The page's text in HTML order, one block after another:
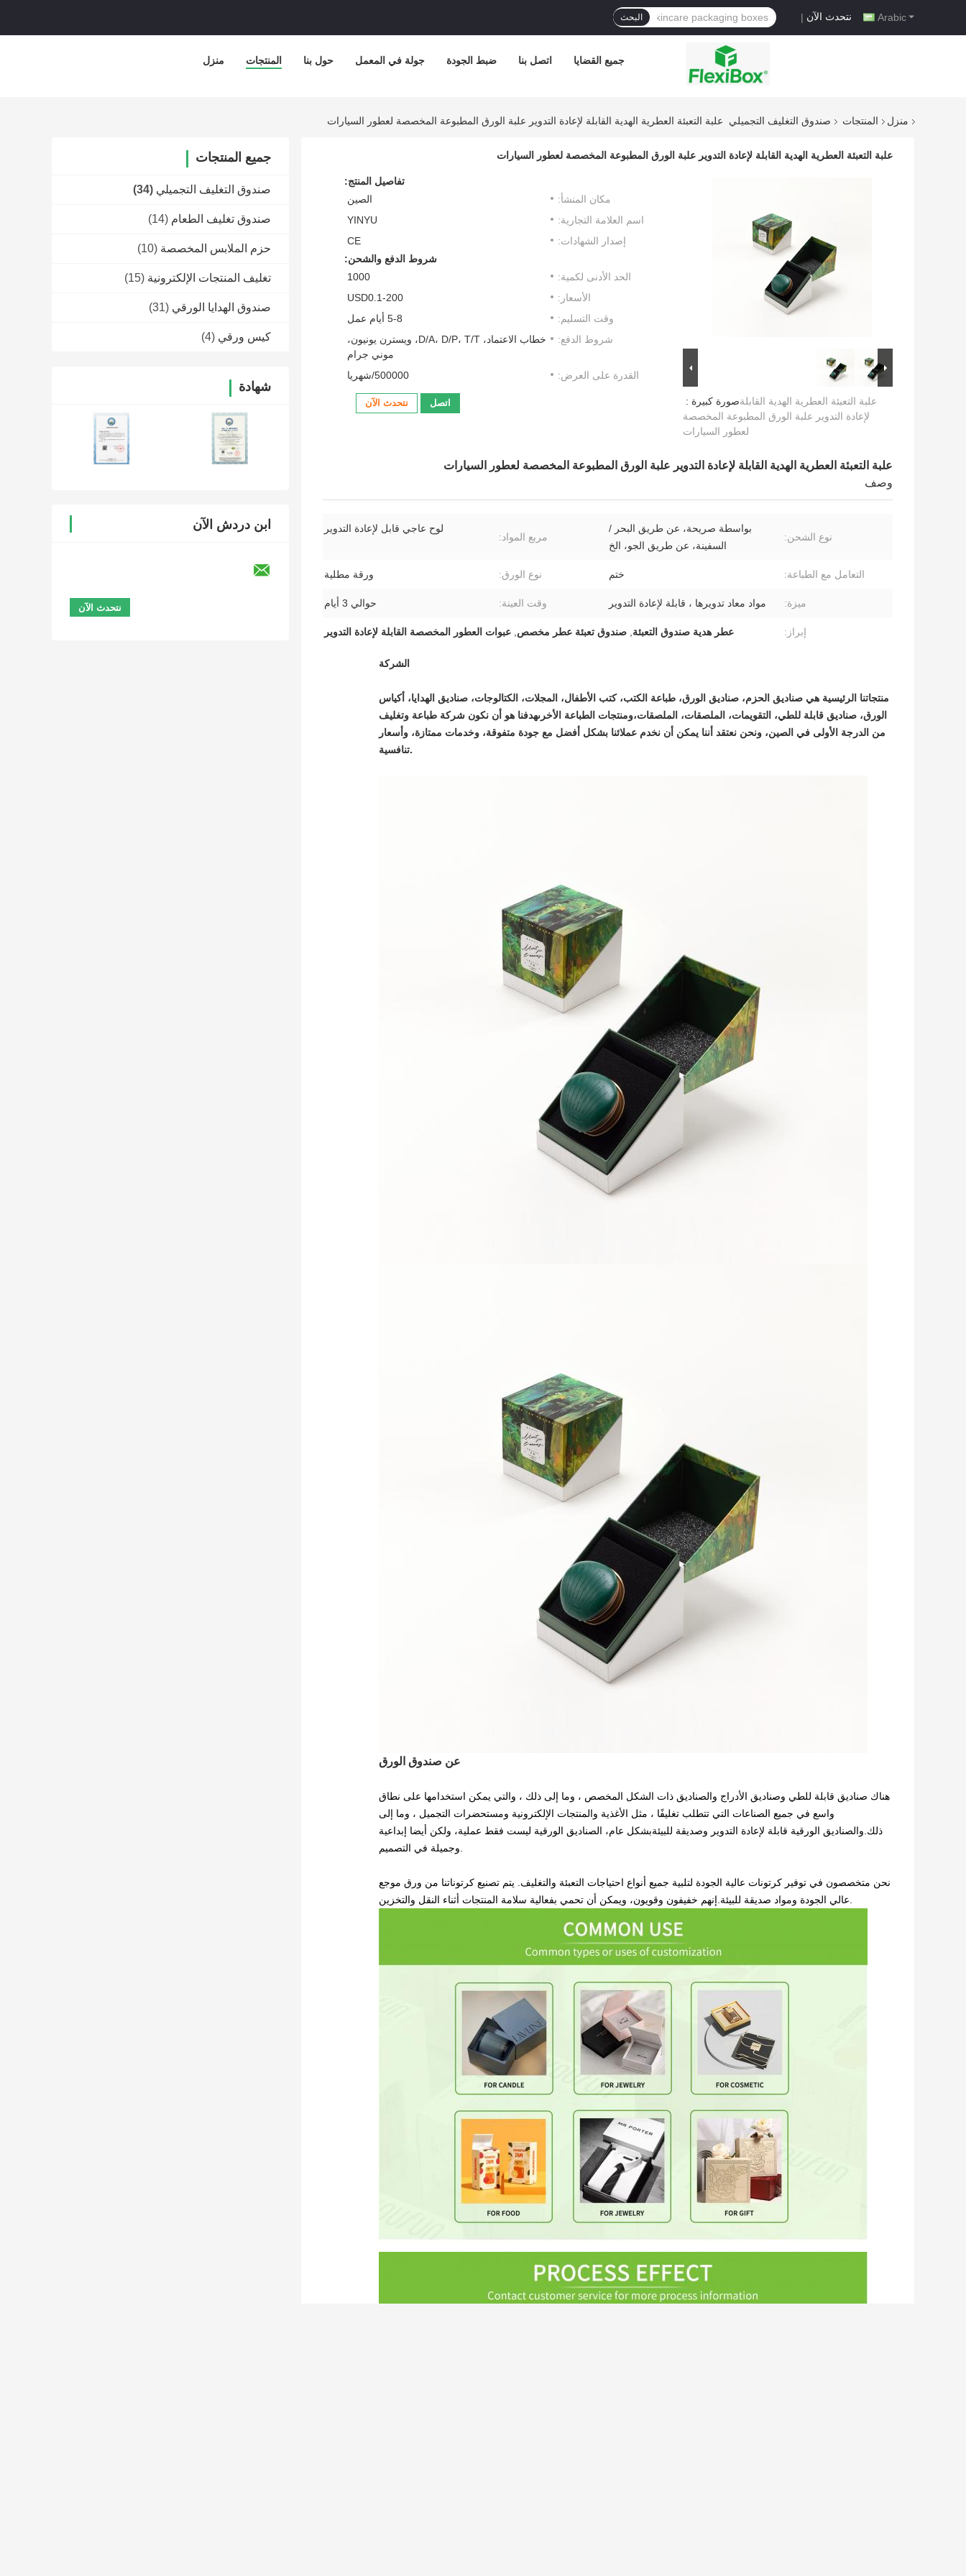
Arabic نتحدث الآن | البحث
منزل المنتجات حول بنا جولة في المعمل ضبط الجودة اتصل بنا جميع القضايا
منزل المنتجات صندوق التغليف التجميلي علبة التعبئة العطرية الهدية القابلة لإعادة التدوير علبة الورق المطبوعة المخصصة لعطور السيارات
جميع المنتجات
صندوق التغليف التجميلي (34)
صندوق تغليف الطعام (14)
حزم الملابس المخصصة (10)
تغليف المنتجات الإلكترونية (15)
صندوق الهدايا الورقي (31)
كيس ورقي (4)
شهادة
ابن دردش الآن
علبة التعبئة العطرية الهدية القابلة لإعادة التدوير علبة الورق المطبوعة المخصصة لعطور السيارات
صورة كبيرة :علبة التعبئة العطرية الهدية القابلة
لإعادة التدوير علبة الورق المطبوعة المخصصة
لعطور السيارات
تفاصيل المنتج:
مكان المنشأ:
الصين
اسم العلامة التجارية:
YINYU
إصدار الشهادات:
CE
شروط الدفع والشحن:
الحد الأدنى لكمية:
1000
الأسعار:
USD0.1-200
وقت التسليم:
5-8 أيام عمل
شروط الدفع:
خطاب الاعتماد، D/A، D/P، T/T، ويسترن يونيون،
موني جرام
القدرة على العرض:
500000/شهريا
اتصل نتحدث الآن
علبة التعبئة العطرية الهدية القابلة لإعادة التدوير علبة الورق المطبوعة المخصصة لعطور السيارات
وصف
نوع الشحن:
بواسطة صريحة، عن طريق البحر /
السفينة، عن طريق الجو، الخ
مربع المواد:
لوح عاجي قابل لإعادة التدوير
التعامل مع الطباعة: ختم نوع الورق: ورقة مطلية
ميزة: مواد معاد تدويرها ، قابلة لإعادة التدوير وقت العينة: حوالي 3 أيام
إبراز: عطر هدية صندوق التعبئة, صندوق تعبئة عطر مخصص, عبوات العطور المخصصة القابلة لإعادة التدوير
الشركة
منتجاتنا الرئيسية هي صناديق الحزم، صناديق الورق، طباعة الكتب، كتب الأطفال، المجلات، الكتالوجات، صناديق الهدايا، أكياس
الورق، صناديق قابلة للطي، التقويمات، الملصقات، الملصقات،ومنتجات الطباعة الأخرىهدفنا هو أن نكون شركة طباعة وتغليف
من الدرجة الأولى في الصين، ونحن نعتقد أننا يمكن أن نخدم عملائنا بشكل أفضل مع جودة متفوقة، وخدمات ممتازة، وأسعار
تنافسية.
عن صندوق الورق
هناك صناديق قابلة للطي وصناديق الأدراج والصناديق ذات الشكل المخصص ، وما إلى ذلك ، والتي يمكن استخدامها على نطاق
واسع في جميع الصناعات التي تتطلب تغليفًا ، مثل الأغذية والمنتجات الإلكترونية ومستحضرات التجميل ، وما إلى
ذلك.والصناديق الورقية قابلة لإعادة التدوير وصديقة للبيئةبشكل عام، الصناديق الورقية ليست فقط عملية، ولكن أيضا إبداعية
وجميلة في التصميم.
نحن متخصصون في توفير كرتونات عالية الجودة لتلبية جميع أنواع احتياجات التعبئة والتغليف. يتم تصنيع كرتوناتنا من ورق موجع
عالي الجودة ومواد صديقة للبيئة.إنهم خفيفون وقويون، ويمكن أن تحمي بفعالية سلامة المنتجات أثناء النقل والتخزين.